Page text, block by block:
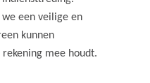
een veilige en
kunnen
mee houdt.